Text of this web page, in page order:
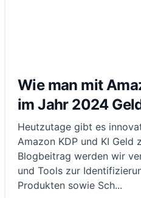
Wie man mit
im Jahr 2024
Heutzutage gibt es
Amazon KDP und KI Geld
Blogbeitrag werden wir
und Tools zur
Produkten sowie Sch...